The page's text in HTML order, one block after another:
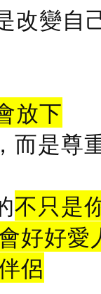
改變自
放下
而是尊
不只是
好好愛
侶